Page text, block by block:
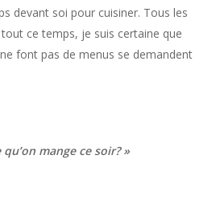
devant soi pour cuisiner. Tous les
ce temps, je suis certaine que
font pas de menus se demandent
qu’on mange ce soir? »